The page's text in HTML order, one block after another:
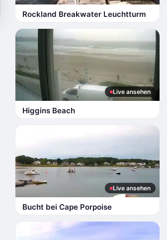
Rockland Breakwater Leuchtturm
Live ansehen
Higgins Beach
Live ansehen
Bucht bei Cape Porpoise